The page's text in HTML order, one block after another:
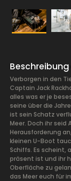
Verborgen in den
Captain Jack
alles was er je
seine über die
ist sein Schatz
Meer. Doch ihr
Herausforderung
kleinen U-Boot
Schiffs. Es scheint,
präsent ist und ihr
Oberfläche zu
das Meer euch für